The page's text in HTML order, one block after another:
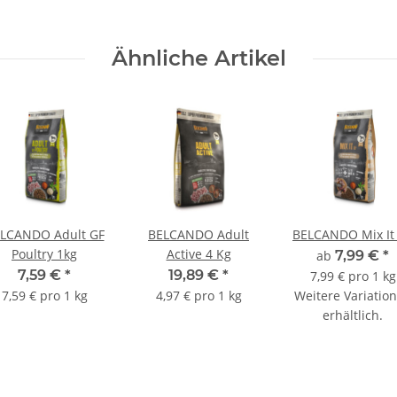
Ähnliche Artikel
Adult GF
Poultry 1kg
7,59 € *
7,59 € pro 1 kg
BELCANDO Adult
Active 4 Kg
19,89 € *
4,97 € pro 1 kg
BELCANDO Mix It
ab 7,99 € *
7,99 € pro 1 kg
Weitere
erhältlich.